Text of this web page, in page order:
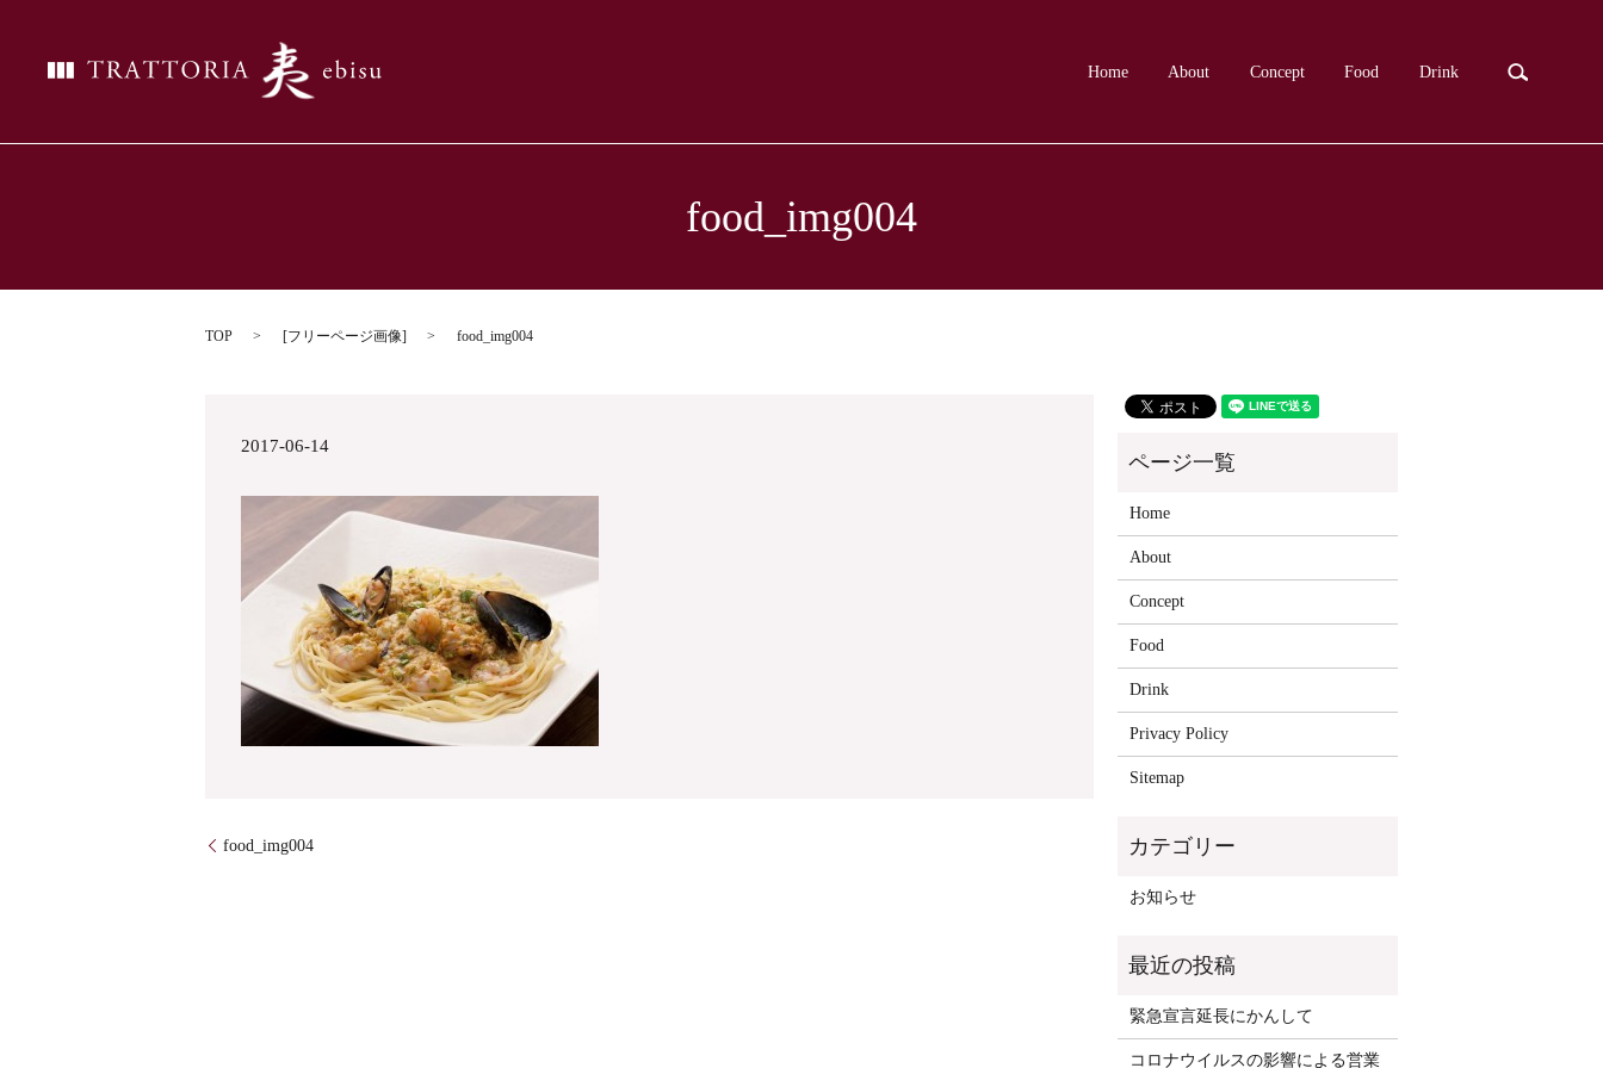
Home About Concept Food Drink
food_img004
TOP [フリーページ画像] food_img004
2017-06-14
food_img004
Home
About
Concept
Food
Drink
Privacy Policy
Sitemap
お知らせ
緊急宣言延長にかんして
コロナウイルスの影響による営業